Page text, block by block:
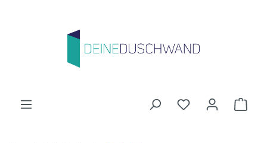
Du hast 0